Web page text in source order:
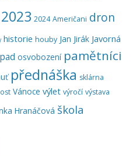
2023 2024 Američani dron
historie houby Jan Jirák Javorná
osvobození pamětníci
přednáška sklárna
Vánoce výlet výročí výstava
Hranáčová škola